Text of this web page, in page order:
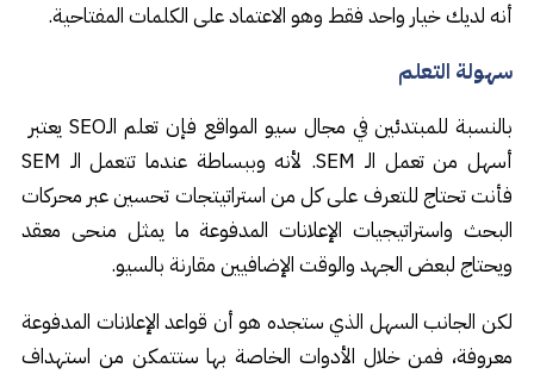
أنه لديك خيار واحد فقط وهو الاعتماد على الكلمات المفتاحية.
سهولة التعلم
بالنسبة للمبتدئين في مجال سيو المواقع فإن تعلم الـSEO يعتبر
أسهل من تعمل الـ SEM. لأنه وببساطة عندما تتعمل الـ SEM
فأنت تحتاج للتعرف على كل من استراتيتجات تحسين عبر محركات
البحث واستراتيجيات الإعلانات المدفوعة ما يمثل منحى معقد
ويحتاج لبعض الجهد والوقت الإضافيين مقارنة بالسيو.
لكن الجانب السهل الذي ستجده هو أن قواعد الإعلانات المدفوعة
معروفة، فمن خلال الأدوات الخاصة بها ستتمكن من استهداف